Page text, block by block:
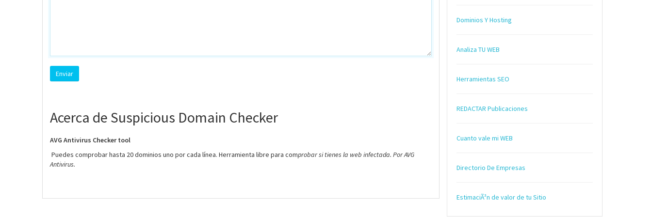
Acerca de Suspicious Domain Checker
AVG Antivirus Checker tool
Puedes comprobar hasta 20 dominios uno por cada línea. Herramienta libre para comprobar si tienes la web infectada. Por AVG
Antivirus.
Dominios Y Hosting
Analiza TU WEB
Herramientas SEO
REDACTAR Publicaciones
Cuanto vale mi WEB
Directorio De Empresas
EstimaciÃ³n de valor de tu Sitio